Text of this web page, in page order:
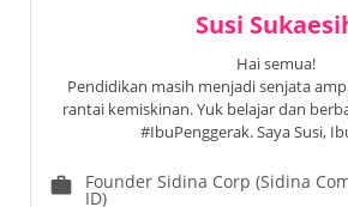
Susi
Hai semua!
Pendidikan masih menjadi senjata
rantai kemiskinan. Yuk belajar dan
#IbuPenggerak. Saya Susi,
work Founder Sidina Corp (Sidina
ID)